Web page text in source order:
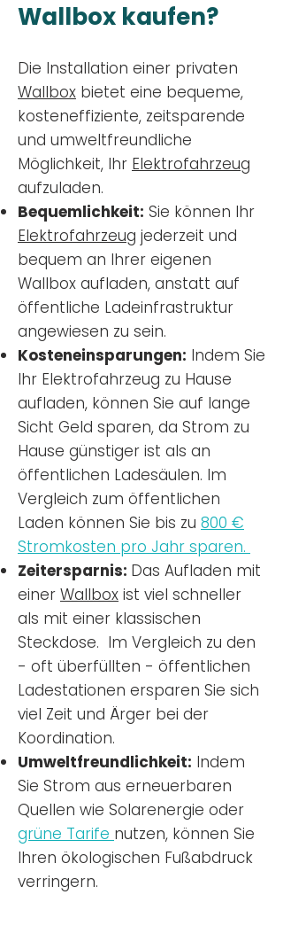
Wallbox kaufen?
Die Installation einer privaten
Wallbox bietet eine bequeme,
kosteneffiziente, zeitsparende
und umweltfreundliche
Möglichkeit, Ihr Elektrofahrzeug
aufzuladen.
Bequemlichkeit: Sie können Ihr
Elektrofahrzeug jederzeit und
bequem an Ihrer eigenen
Wallbox aufladen, anstatt auf
öffentliche Ladeinfrastruktur
angewiesen zu sein.
Kosteneinsparungen: Indem Sie
Ihr Elektrofahrzeug zu Hause
aufladen, können Sie auf lange
Sicht Geld sparen, da Strom zu
Hause günstiger ist als an
öffentlichen Ladesäulen. Im
Vergleich zum öffentlichen
Laden können Sie bis zu 800 €
Stromkosten pro Jahr sparen.
Zeitersparnis: Das Aufladen mit
einer Wallbox ist viel schneller
als mit einer klassischen
Steckdose. Im Vergleich zu den
- oft überfüllten - öffentlichen
Ladestationen ersparen Sie sich
viel Zeit und Ärger bei der
Koordination.
Umweltfreundlichkeit: Indem
Sie Strom aus erneuerbaren
Quellen wie Solarenergie oder
grüne Tarife nutzen, können Sie
Ihren ökologischen Fußabdruck
verringern.